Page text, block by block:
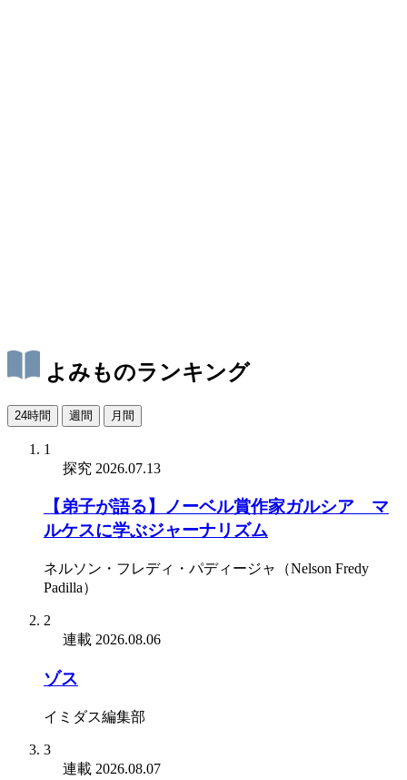
よみものランキング
24時間 週間 月間
1
探究 2026.07.13
【弟子が語る】ノーベル賞作家ガルシア゠マ
ルケスに学ぶジャーナリズム
ネルソン・フレディ・パディージャ（Nelson Fredy
Padilla）
2
連載 2026.08.06
ゾス
イミダス編集部
3
連載 2026.08.07